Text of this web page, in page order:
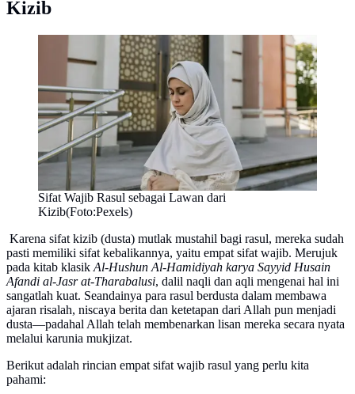
Kizib
Sifat Wajib Rasul sebagai Lawan dari
Kizib(Foto:Pexels)
Karena sifat kizib (dusta) mutlak mustahil bagi rasul, mereka sudah
pasti memiliki sifat kebalikannya, yaitu empat sifat wajib. Merujuk
pada kitab klasik Al-Hushun Al-Hamidiyah karya Sayyid Husain
Afandi al-Jasr at-Tharabalusi, dalil naqli dan aqli mengenai hal ini
sangatlah kuat. Seandainya para rasul berdusta dalam membawa
ajaran risalah, niscaya berita dan ketetapan dari Allah pun menjadi
dusta—padahal Allah telah membenarkan lisan mereka secara nyata
melalui karunia mukjizat.
Berikut adalah rincian empat sifat wajib rasul yang perlu kita
pahami: